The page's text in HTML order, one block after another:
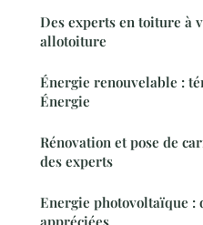
Des experts en toiture à
allotoiture
Énergie renouvelable :
Énergie
Rénovation et pose de
des experts
Energie photovoltaïque :
appréciées